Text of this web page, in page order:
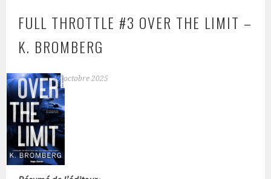
FULL THROTTLE #3 OVER THE LIMIT –
K. BROMBERG
17 octobre 2025